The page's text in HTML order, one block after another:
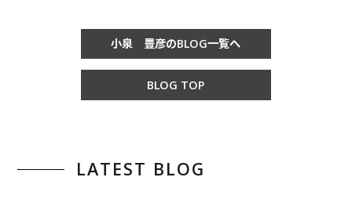
小泉 豊彦のBLOG一覧へ
BLOG TOP
LATEST BLOG